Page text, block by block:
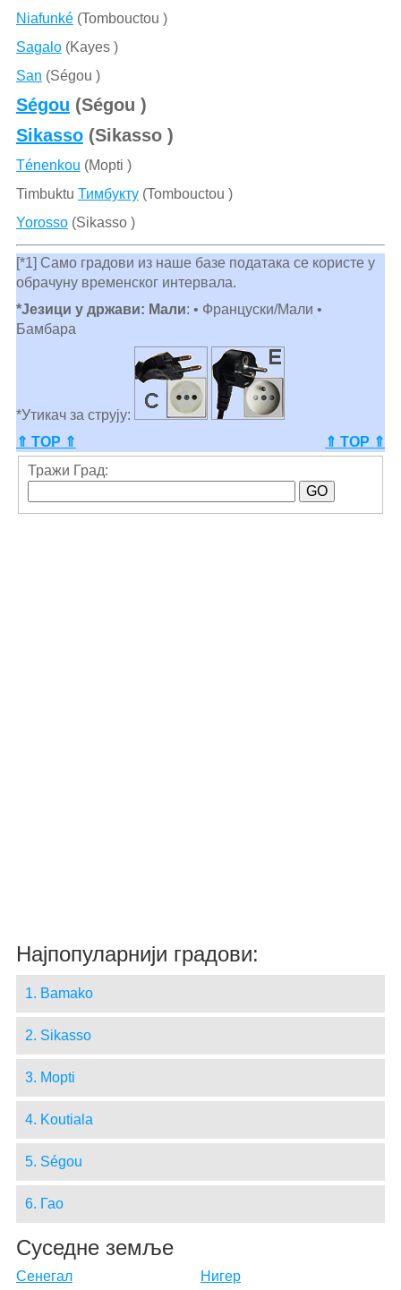
Niafunké(Tombouctou )
Sagalo(Kayes )
San (Ségou )
Ségou (Ségou )
Sikasso(Sikasso )
Ténenkou (Mopti )
Timbuktu Тимбукту(Tombouctou )
Yorosso(Sikasso )
[*1] Само градови из наше базе података се користе у
обрачуну временског интервала.
*Језици у држави: Мали: • Француски/Мали •
Бамбара
*Утикач за струју:
⇑ TOP ⇑
⇑ TOP ⇑
Тражи Град:
Најпопуларнији градови:
1. Bamako
2. Sikasso
3. Mopti
4. Koutiala
5. Ségou
6. Гао
Суседне земље
Сенегал
Нигер